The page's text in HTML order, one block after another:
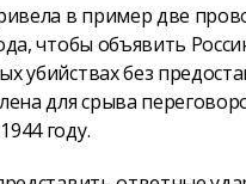
в пример две
чтобы объявить
убийствах без
для срыва
году.